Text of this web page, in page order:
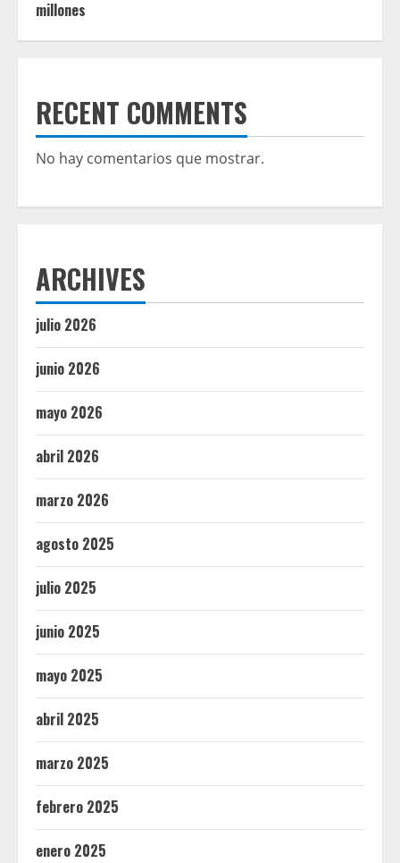
millones
RECENT COMMENTS
No hay comentarios que mostrar.
ARCHIVES
julio 2026
junio 2026
mayo 2026
abril 2026
marzo 2026
agosto 2025
julio 2025
junio 2025
mayo 2025
abril 2025
marzo 2025
febrero 2025
enero 2025